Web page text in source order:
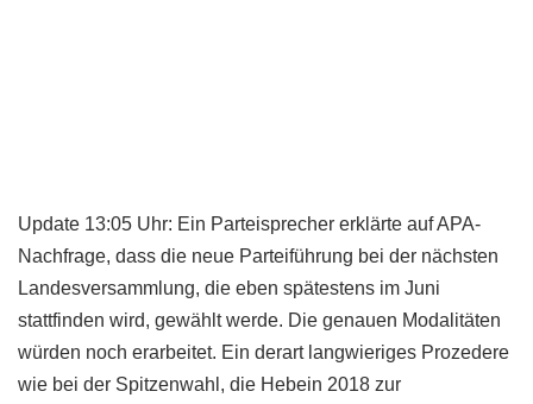
Update 13:05 Uhr: Ein Parteisprecher erklärte auf APA-
Nachfrage, dass die neue Parteiführung bei der nächsten
Landesversammlung, die eben spätestens im Juni
stattfinden wird, gewählt werde. Die genauen Modalitäten
würden noch erarbeitet. Ein derart langwieriges Prozedere
wie bei der Spitzenwahl, die Hebein 2018 zur